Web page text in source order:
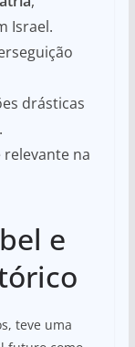
Israel.
drásticas
relevante na
e
teve uma